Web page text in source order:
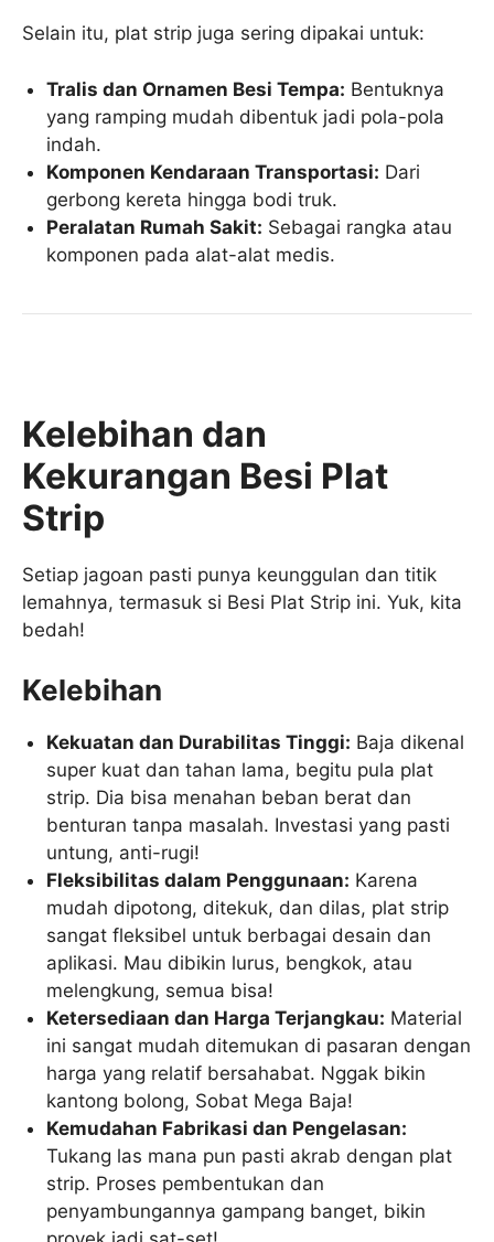
Selain itu, plat strip juga sering dipakai untuk:
Tralis dan Ornamen Besi Tempa: Bentuknya
yang ramping mudah dibentuk jadi pola-pola
indah.
Komponen Kendaraan Transportasi: Dari
gerbong kereta hingga bodi truk.
Peralatan Rumah Sakit: Sebagai rangka atau
komponen pada alat-alat medis.
Kelebihan dan
Kekurangan Besi Plat
Strip
Setiap jagoan pasti punya keunggulan dan titik
lemahnya, termasuk si Besi Plat Strip ini. Yuk, kita
bedah!
Kelebihan
Kekuatan dan Durabilitas Tinggi: Baja dikenal
super kuat dan tahan lama, begitu pula plat
strip. Dia bisa menahan beban berat dan
benturan tanpa masalah. Investasi yang pasti
untung, anti-rugi!
Fleksibilitas dalam Penggunaan: Karena
mudah dipotong, ditekuk, dan dilas, plat strip
sangat fleksibel untuk berbagai desain dan
aplikasi. Mau dibikin lurus, bengkok, atau
melengkung, semua bisa!
Ketersediaan dan Harga Terjangkau: Material
ini sangat mudah ditemukan di pasaran dengan
harga yang relatif bersahabat. Nggak bikin
kantong bolong, Sobat Mega Baja!
Kemudahan Fabrikasi dan Pengelasan:
Tukang las mana pun pasti akrab dengan plat
strip. Proses pembentukan dan
penyambungannya gampang banget, bikin